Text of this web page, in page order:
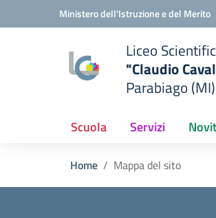
Vai ai contenuti
Vai al menu di navigazioneMinistero dell'Istruzione e del Merito
Liceo
"Claudio
Parabiago (MI)
Scuola Servizi
Home Mappa del sito